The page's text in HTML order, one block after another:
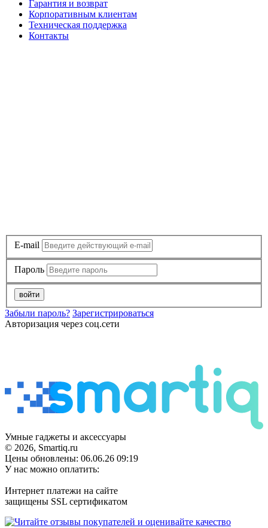
Гарантия и возврат
Корпоративным клиентам
Техническая поддержка
Контакты
E-mail
Пароль
войти
Забыли пароль? Зарегистрироваться
Авторизация через соц.сети
Умные гаджеты и аксессуары
© 2026, Smartiq.ru
Цены обновлены: 06.06.26 09:19
У нас можно оплатить:
Интернет платежи на сайте
защищены SSL сертификатом